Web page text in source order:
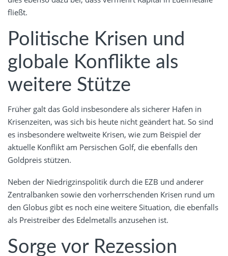
fließt.
Politische Krisen und
globale Konflikte als
weitere Stütze
Früher galt das Gold insbesondere als sicherer Hafen in
Krisenzeiten, was sich bis heute nicht geändert hat. So sind
es insbesondere weltweite Krisen, wie zum Beispiel der
aktuelle Konflikt am Persischen Golf, die ebenfalls den
Goldpreis stützen.
Neben der Niedrigzinspolitik durch die EZB und anderer
Zentralbanken sowie den vorherrschenden Krisen rund um
den Globus gibt es noch eine weitere Situation, die ebenfalls
als Preistreiber des Edelmetalls anzusehen ist.
Sorge vor Rezession